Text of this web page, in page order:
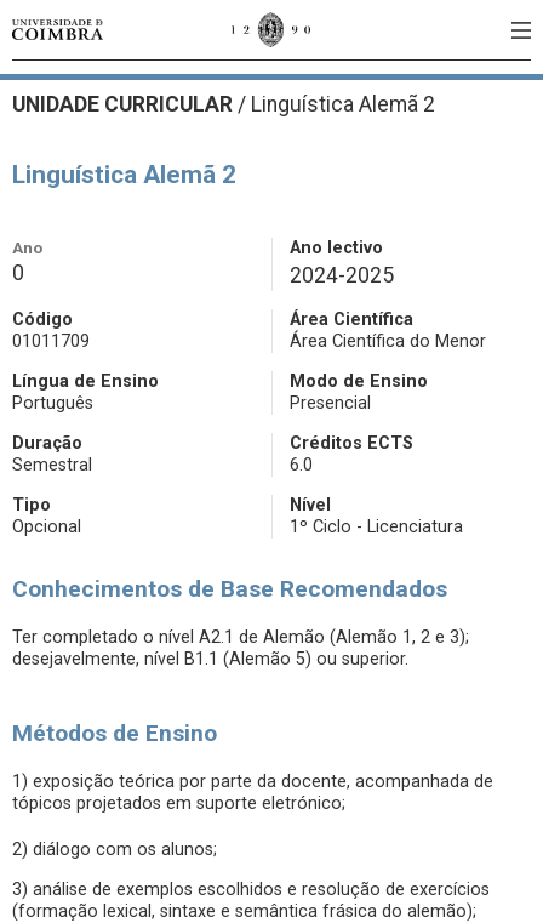
UNIDADE CURRICULAR / Linguística Alemã 2
Linguística Alemã 2
Ano
0
Ano lectivo
2024-2025
Código
01011709
Área Científica
Área Científica do Menor
Língua de Ensino
Português
Modo de Ensino
Presencial
Duração
Semestral
Créditos ECTS
6.0
Tipo
Opcional
Nível
1º Ciclo - Licenciatura
Conhecimentos de Base Recomendados
Ter completado o nível A2.1 de Alemão (Alemão 1, 2 e 3);
desejavelmente, nível B1.1 (Alemão 5) ou superior.
Métodos de Ensino
1) exposição teórica por parte da docente, acompanhada de
tópicos projetados em suporte eletrónico;
2) diálogo com os alunos;
3) análise de exemplos escolhidos e resolução de exercícios
(formação lexical, sintaxe e semântica frásica do alemão);